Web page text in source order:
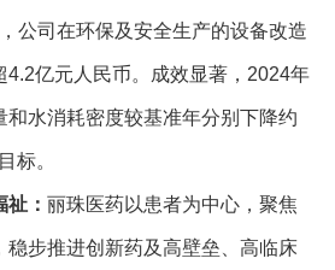
公司在环保及安全生产的设备改造
4.2亿元人民币。成效显著，2024年
和水消耗密度较基准年分别下降约
标。
： 丽珠医药以患者为中心，聚焦
稳步推进创新药及高壁垒、高临床